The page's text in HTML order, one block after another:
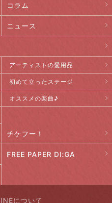
コラム
ニュース
アーティストの愛用品
初めて立ったステージ
オススメの楽曲♪
チケフー！
FREE PAPER DI:GA
について